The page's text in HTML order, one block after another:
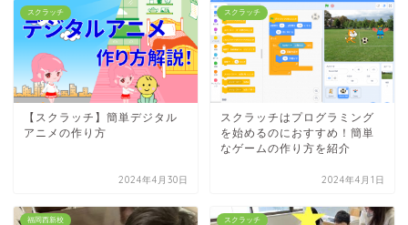
スクラッチ
【スクラッチ】簡単デジタル
アニメの作り方
2024年4月30日
スクラッチ
スクラッチはプログラミング
を始めるのにおすすめ！簡単
なゲームの作り方を紹介
2024年4月1日
福岡西新校 スクラッチ